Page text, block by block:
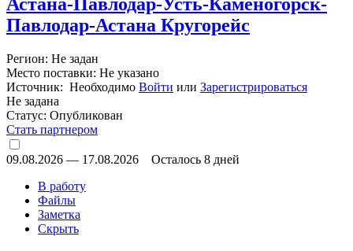
Астана-Павлодар-Усть-Каменогорск-
Павлодар-Астана Кругорейс
Регион: Не задан
Место поставки: Не указано
Источник: Необходимо Войти или Зарегистрироваться
Не задана
Статус: Опубликован
Стать партнером
09.08.2026 — 17.08.2026
Осталось 8 дней
В работу
Файлы
Заметка
Скрыть